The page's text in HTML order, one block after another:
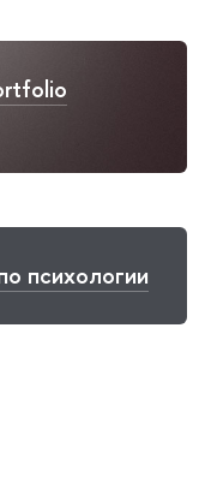
психологии